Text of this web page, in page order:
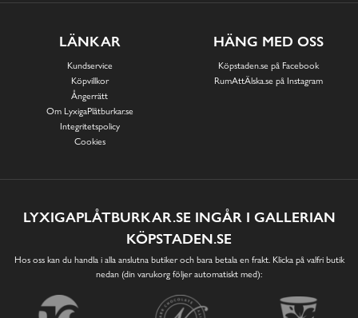
LÄNKAR
Kundservice
Köpvillkor
Ångerrätt
Om LyxigaPlåtburkar.se
Integritetspolicy
Cookies
HÄNG MED OSS
Köpstaden.se på Facebook
RumAttÄlska.se på Instagram
LYXIGAPLÅTBURKAR.SE INGÅR I GALLERIAN
KÖPSTADEN.SE
Hos oss kan du handla i alla anslutna butiker och bara betala en frakt. Klicka på valfri butik
nedan (din varukorg följer automatiskt med):